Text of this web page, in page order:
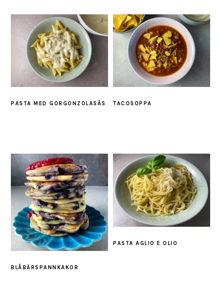
PASTA MED GORGONZOLASÅS TACOSOPPA
BLÅBÄRSPANNKAKOR
PASTA AGLIO E OLIO